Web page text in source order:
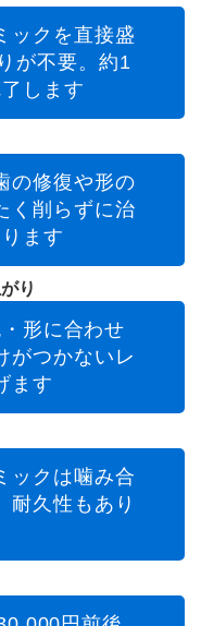
ックを直接盛
が不要。約1
します
の修復や形の
く削らずに治
ます
り
形に合わせ
がつかないレ
ます
ックは噛み合
耐久性もあり